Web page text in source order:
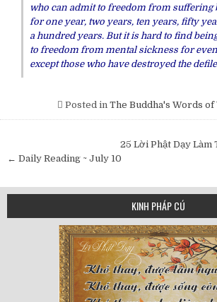
who can admit to freedom from suffering
for one year, two years, ten years, fifty
a hundred years. But it is hard to find
to freedom from mental sickness for
except those who have destroyed the
Posted in The Buddha's Words of
navigation
25 Lời Phật Dạy
← Daily Reading ~ July 10
KINH PHÁP CÚ